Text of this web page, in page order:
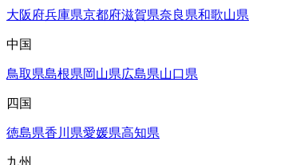
大阪府兵庫県京都府滋賀県奈良県和歌山県
中国
鳥取県島根県岡山県広島県山口県
四国
徳島県香川県愛媛県高知県